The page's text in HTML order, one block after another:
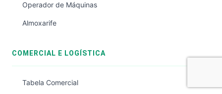
Operador de Máquinas
Almoxarife
COMERCIAL E LOGÍSTICA
Tabela Comercial